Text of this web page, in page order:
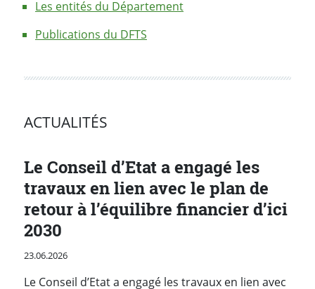
Les entités du Département
Publications du DFTS
ACTUALITÉS
Le Conseil d’Etat a engagé les
travaux en lien avec le plan de
retour à l’équilibre financier d’ici
2030
Publié le
23.06.2026
Le Conseil d’Etat a engagé les travaux en lien avec